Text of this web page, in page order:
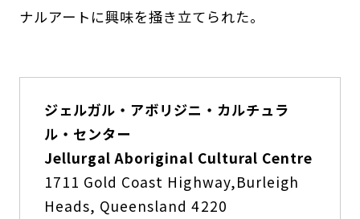
ナルアートに興味を掻き立てられた。
ジェルガル・アボリジニ・カルチュラ
ル・センター
Jellurgal Aboriginal Cultural Centre
1711 Gold Coast Highway,Burleigh
Heads, Queensland 4220